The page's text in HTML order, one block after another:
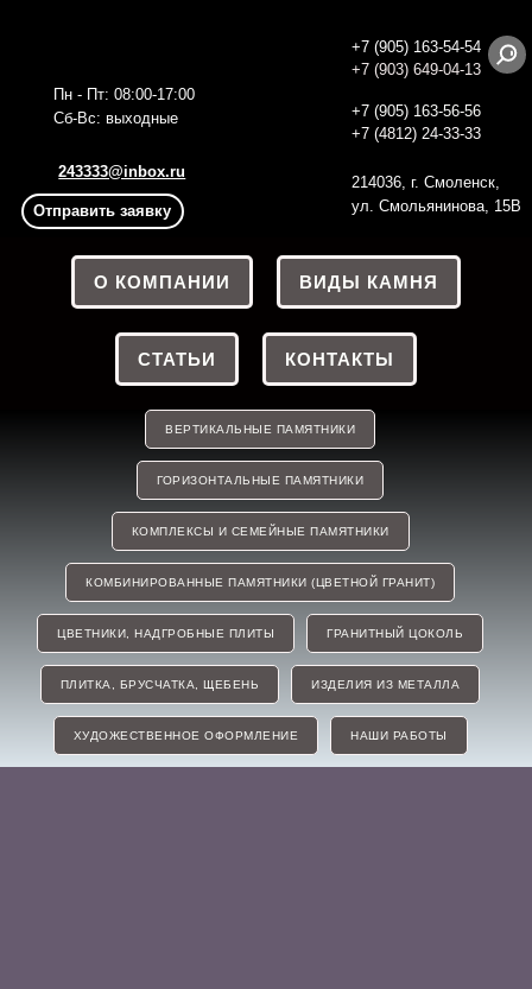
214036, г. Смоленск,
ул. Смольянинова, 15В
Пн - Пт: 08:00-17:00
Сб-Вс: выходные
+7 (905) 163-54-54
+7 (903) 649-04-13
243333@inbox.ru
Отправить заявку
+7 (905) 163-56-56
+7 (4812) 24-33-33
О КОМПАНИИ ВИДЫ КАМНЯ
СТАТЬИ КОНТАКТЫ
ВЕРТИКАЛЬНЫЕ ПАМЯТНИКИ
ГОРИЗОНТАЛЬНЫЕ ПАМЯТНИКИ
КОМПЛЕКСЫ И СЕМЕЙНЫЕ ПАМЯТНИКИ
КОМБИНИРОВАННЫЕ ПАМЯТНИКИ (ЦВЕТНОЙ ГРАНИТ)
ЦВЕТНИКИ, НАДГРОБНЫЕ ПЛИТЫ ГРАНИТНЫЙ ЦОКОЛЬ
ПЛИТКА, БРУСЧАТКА, ЩЕБЕНЬ ИЗДЕЛИЯ ИЗ МЕТАЛЛА
ХУДОЖЕСТВЕННОЕ ОФОРМЛЕНИЕ НАШИ РАБОТЫ